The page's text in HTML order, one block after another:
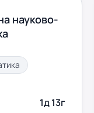
науково-
1д 13г